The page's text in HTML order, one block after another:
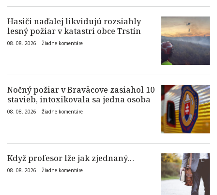
Hasiči naďalej likvidujú rozsiahly
lesný požiar v katastri obce Trstín
08. 08. 2026 | Žiadne komentáre
Nočný požiar v Braväcove zasiahol 10
stavieb, intoxikovala sa jedna osoba
08. 08. 2026 | Žiadne komentáre
Když profesor lže jak zjednaný…
08. 08. 2026 | Žiadne komentáre